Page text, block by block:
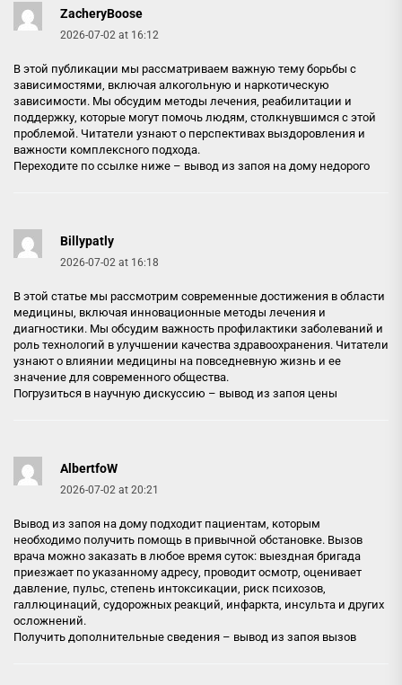
ZacheryBoose
2026-07-02 at 16:12
В этой публикации мы рассматриваем важную тему борьбы с
зависимостями, включая алкогольную и наркотическую
зависимости. Мы обсудим методы лечения, реабилитации и
поддержку, которые могут помочь людям, столкнувшимся с этой
проблемой. Читатели узнают о перспективах выздоровления и
важности комплексного подхода.
Переходите по ссылке ниже – вывод из запоя на дому недорого
Billypatly
2026-07-02 at 16:18
В этой статье мы рассмотрим современные достижения в области
медицины, включая инновационные методы лечения и
диагностики. Мы обсудим важность профилактики заболеваний и
роль технологий в улучшении качества здравоохранения. Читатели
узнают о влиянии медицины на повседневную жизнь и ее
значение для современного общества.
Погрузиться в научную дискуссию – вывод из запоя цены
AlbertfoW
2026-07-02 at 20:21
Вывод из запоя на дому подходит пациентам, которым
необходимо получить помощь в привычной обстановке. Вызов
врача можно заказать в любое время суток: выездная бригада
приезжает по указанному адресу, проводит осмотр, оценивает
давление, пульс, степень интоксикации, риск психозов,
галлюцинаций, судорожных реакций, инфаркта, инсульта и других
осложнений.
Получить дополнительные сведения – вывод из запоя вызов